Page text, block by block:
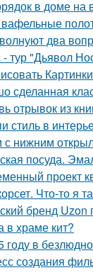
в доме на
два
тур "Дьявол
сделанная
отрывок из
стиль в
нижним
посуда.
проект
Что-то я
бренд Uzon
в храме кит?
году в
создания